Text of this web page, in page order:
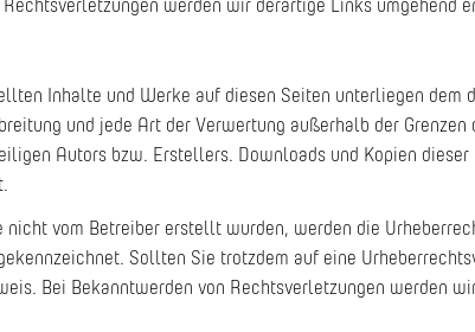
werden wir derartige Links umgehend
Inhalte und Werke auf diesen Seiten unterliegen dem
und jede Art der Verwertung außerhalb der Grenzen
Autors bzw. Erstellers. Downloads und Kopien
vom Betreiber erstellt wurden, werden die
Sollten Sie trotzdem auf eine
Bei Bekanntwerden von Rechtsverletzungen werden